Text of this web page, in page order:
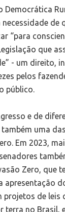
Democrática
de
“para
que
- um direito,
pelos
público.
e de
uma
Em 2023,
Zero, que
apresentação
projetos de leis
terra no Brasil,